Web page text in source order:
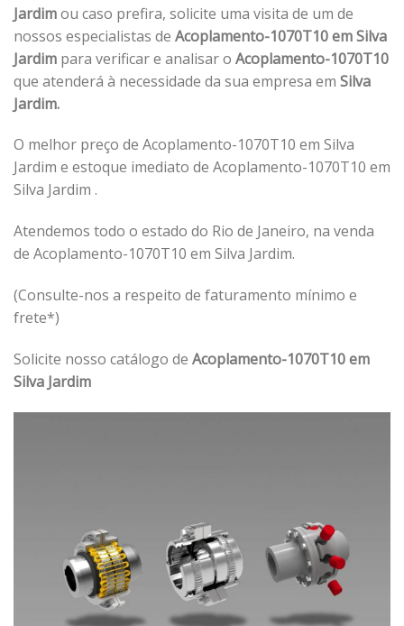
Jardimou caso prefira, solicite uma visita de um de
nossos especialistas de Acoplamento-1070T10 em Silva
Jardim para verificar e analisar o Acoplamento-1070T10
que atenderá à necessidade da sua empresa em Silva
Jardim.
O melhor preço de Acoplamento-1070T10 em Silva
Jardim e estoque imediato de Acoplamento-1070T10 em
Silva Jardim .
Atendemos todo o estado do Rio de Janeiro, na venda
de Acoplamento-1070T10 em Silva Jardim.
(Consulte-nos a respeito de faturamento mínimo e
frete*)
Solicite nosso catálogo de Acoplamento-1070T10 em
Silva Jardim